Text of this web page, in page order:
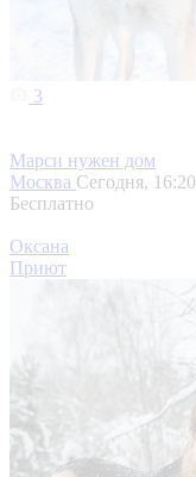
3
Марси нужен дом
Москва Сегодня, 16:20
Бесплатно
Оксана
Приют